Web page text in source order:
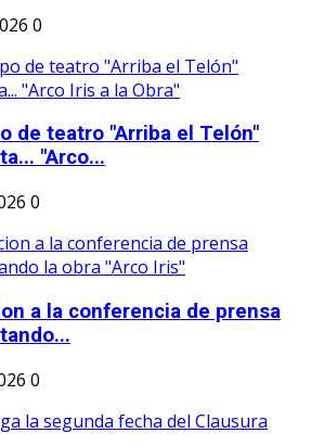
0
de teatro "Arriba el Telón"
"Arco...
0
a la conferencia de prensa
0